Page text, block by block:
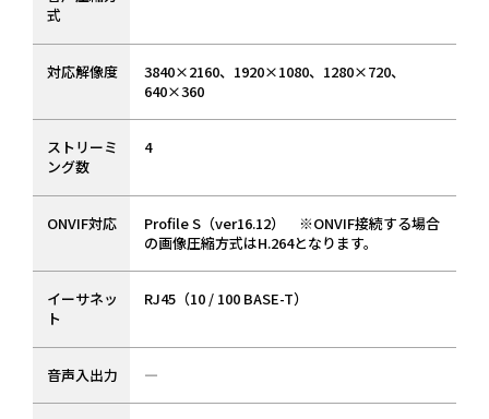
式
対応解像度
3840×2160、1920×1080、1280×720、
640×360
ストリーミ
ング数
4
ONVIF対応
Profile S（ver16.12） ※ONVIF接続する場合
の画像圧縮方式はH.264となります。
イーサネッ
ト
RJ45（10 / 100 BASE-T）
音声入出力 ―